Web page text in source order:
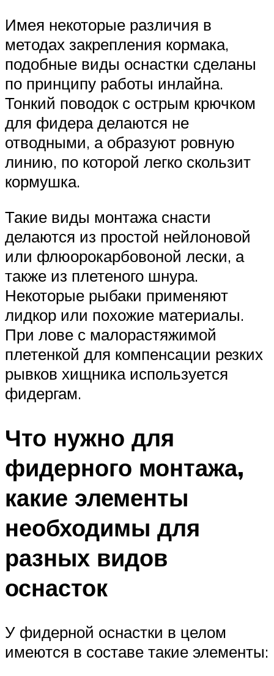
Имея некоторые различия в
методах закрепления кормака,
подобные виды оснастки сделаны
по принципу работы инлайна.
Тонкий поводок с острым крючком
для фидера делаются не
отводными, а образуют ровную
линию, по которой легко скользит
кормушка.
Такие виды монтажа снасти
делаются из простой нейлоновой
или флюорокарбовоной лески, а
также из плетеного шнура.
Некоторые рыбаки применяют
лидкор или похожие материалы.
При лове с малорастяжимой
плетенкой для компенсации резких
рывков хищника используется
фидергам.
Что нужно для
фидерного монтажа,
какие элементы
необходимы для
разных видов
оснасток
У фидерной оснастки в целом
имеются в составе такие элементы: